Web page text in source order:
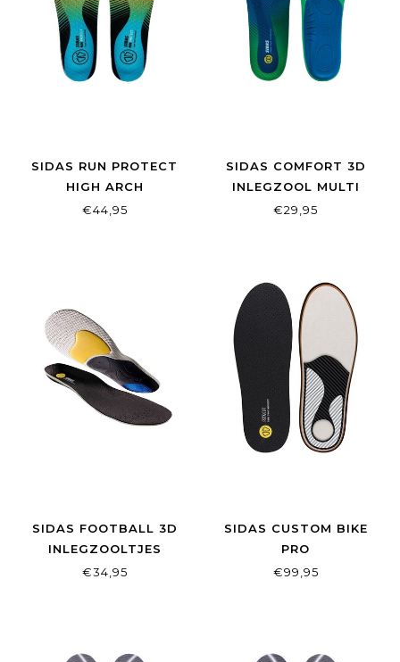
SIDAS RUN PROTECT
HIGH ARCH
€44,95
SIDAS COMFORT 3D
INLEGZOOL MULTI
€29,95
SIDAS FOOTBALL 3D
INLEGZOOLTJES
€34,95
SIDAS CUSTOM BIKE
PRO
€99,95